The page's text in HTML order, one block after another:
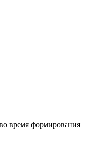
время формирования